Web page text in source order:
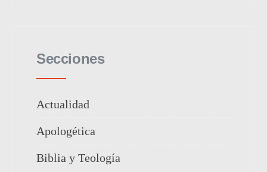
Secciones
Actualidad
Apologética
Biblia y Teología